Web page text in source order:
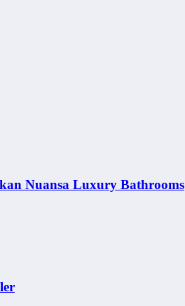
Nuansa Luxury Bathrooms